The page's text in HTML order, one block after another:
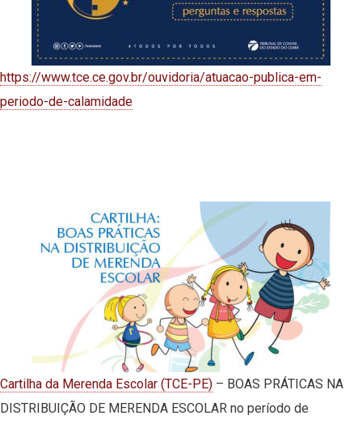
https://www.tce.ce.gov.br/ouvidoria/atuacao-publica-em-
periodo-de-calamidade
Cartilha da Merenda Escolar (TCE-PE) – BOAS PRÁTICAS NA
DISTRIBUIÇÃO DE MERENDA ESCOLAR no período de